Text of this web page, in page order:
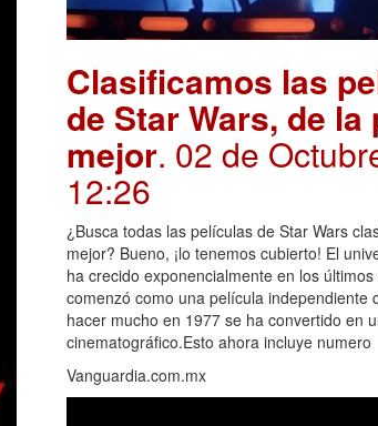
Clasificamos las
de Star Wars, de la
mejor. 02 de
12:26
¿Busca todas las películas de Star Wars
mejor? Bueno, ¡lo tenemos cubierto! El
ha crecido exponencialmente en los
comenzó como una película independiente
hacer mucho en 1977 se ha convertido en
cinematográfico.Esto ahora incluye numero
Vanguardia.com.mx